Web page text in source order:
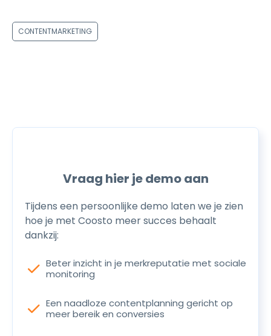
CONTENTMARKETING
Vraag hier je demo aan
Tijdens een persoonlijke demo laten we je zien
hoe je met Coosto meer succes behaalt
dankzij:
check Beter inzicht in je merkreputatie met sociale
monitoring
Een naadloze contentplanning gericht op
meer bereik en conversies
check